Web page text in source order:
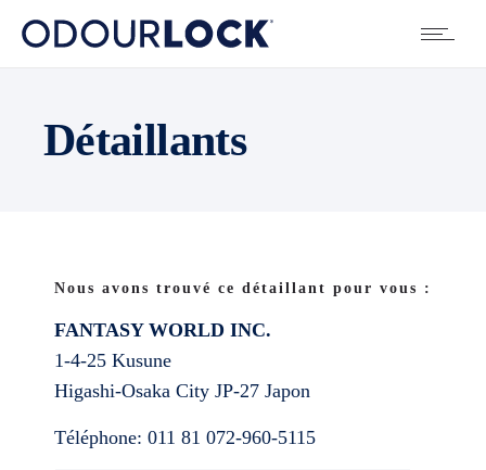
Détaillants
Nous avons trouvé ce détaillant pour vous :
FANTASY WORLD INC.
1-4-25 Kusune
Higashi-Osaka City JP-27 Japon
Téléphone: 011 81 072-960-5115